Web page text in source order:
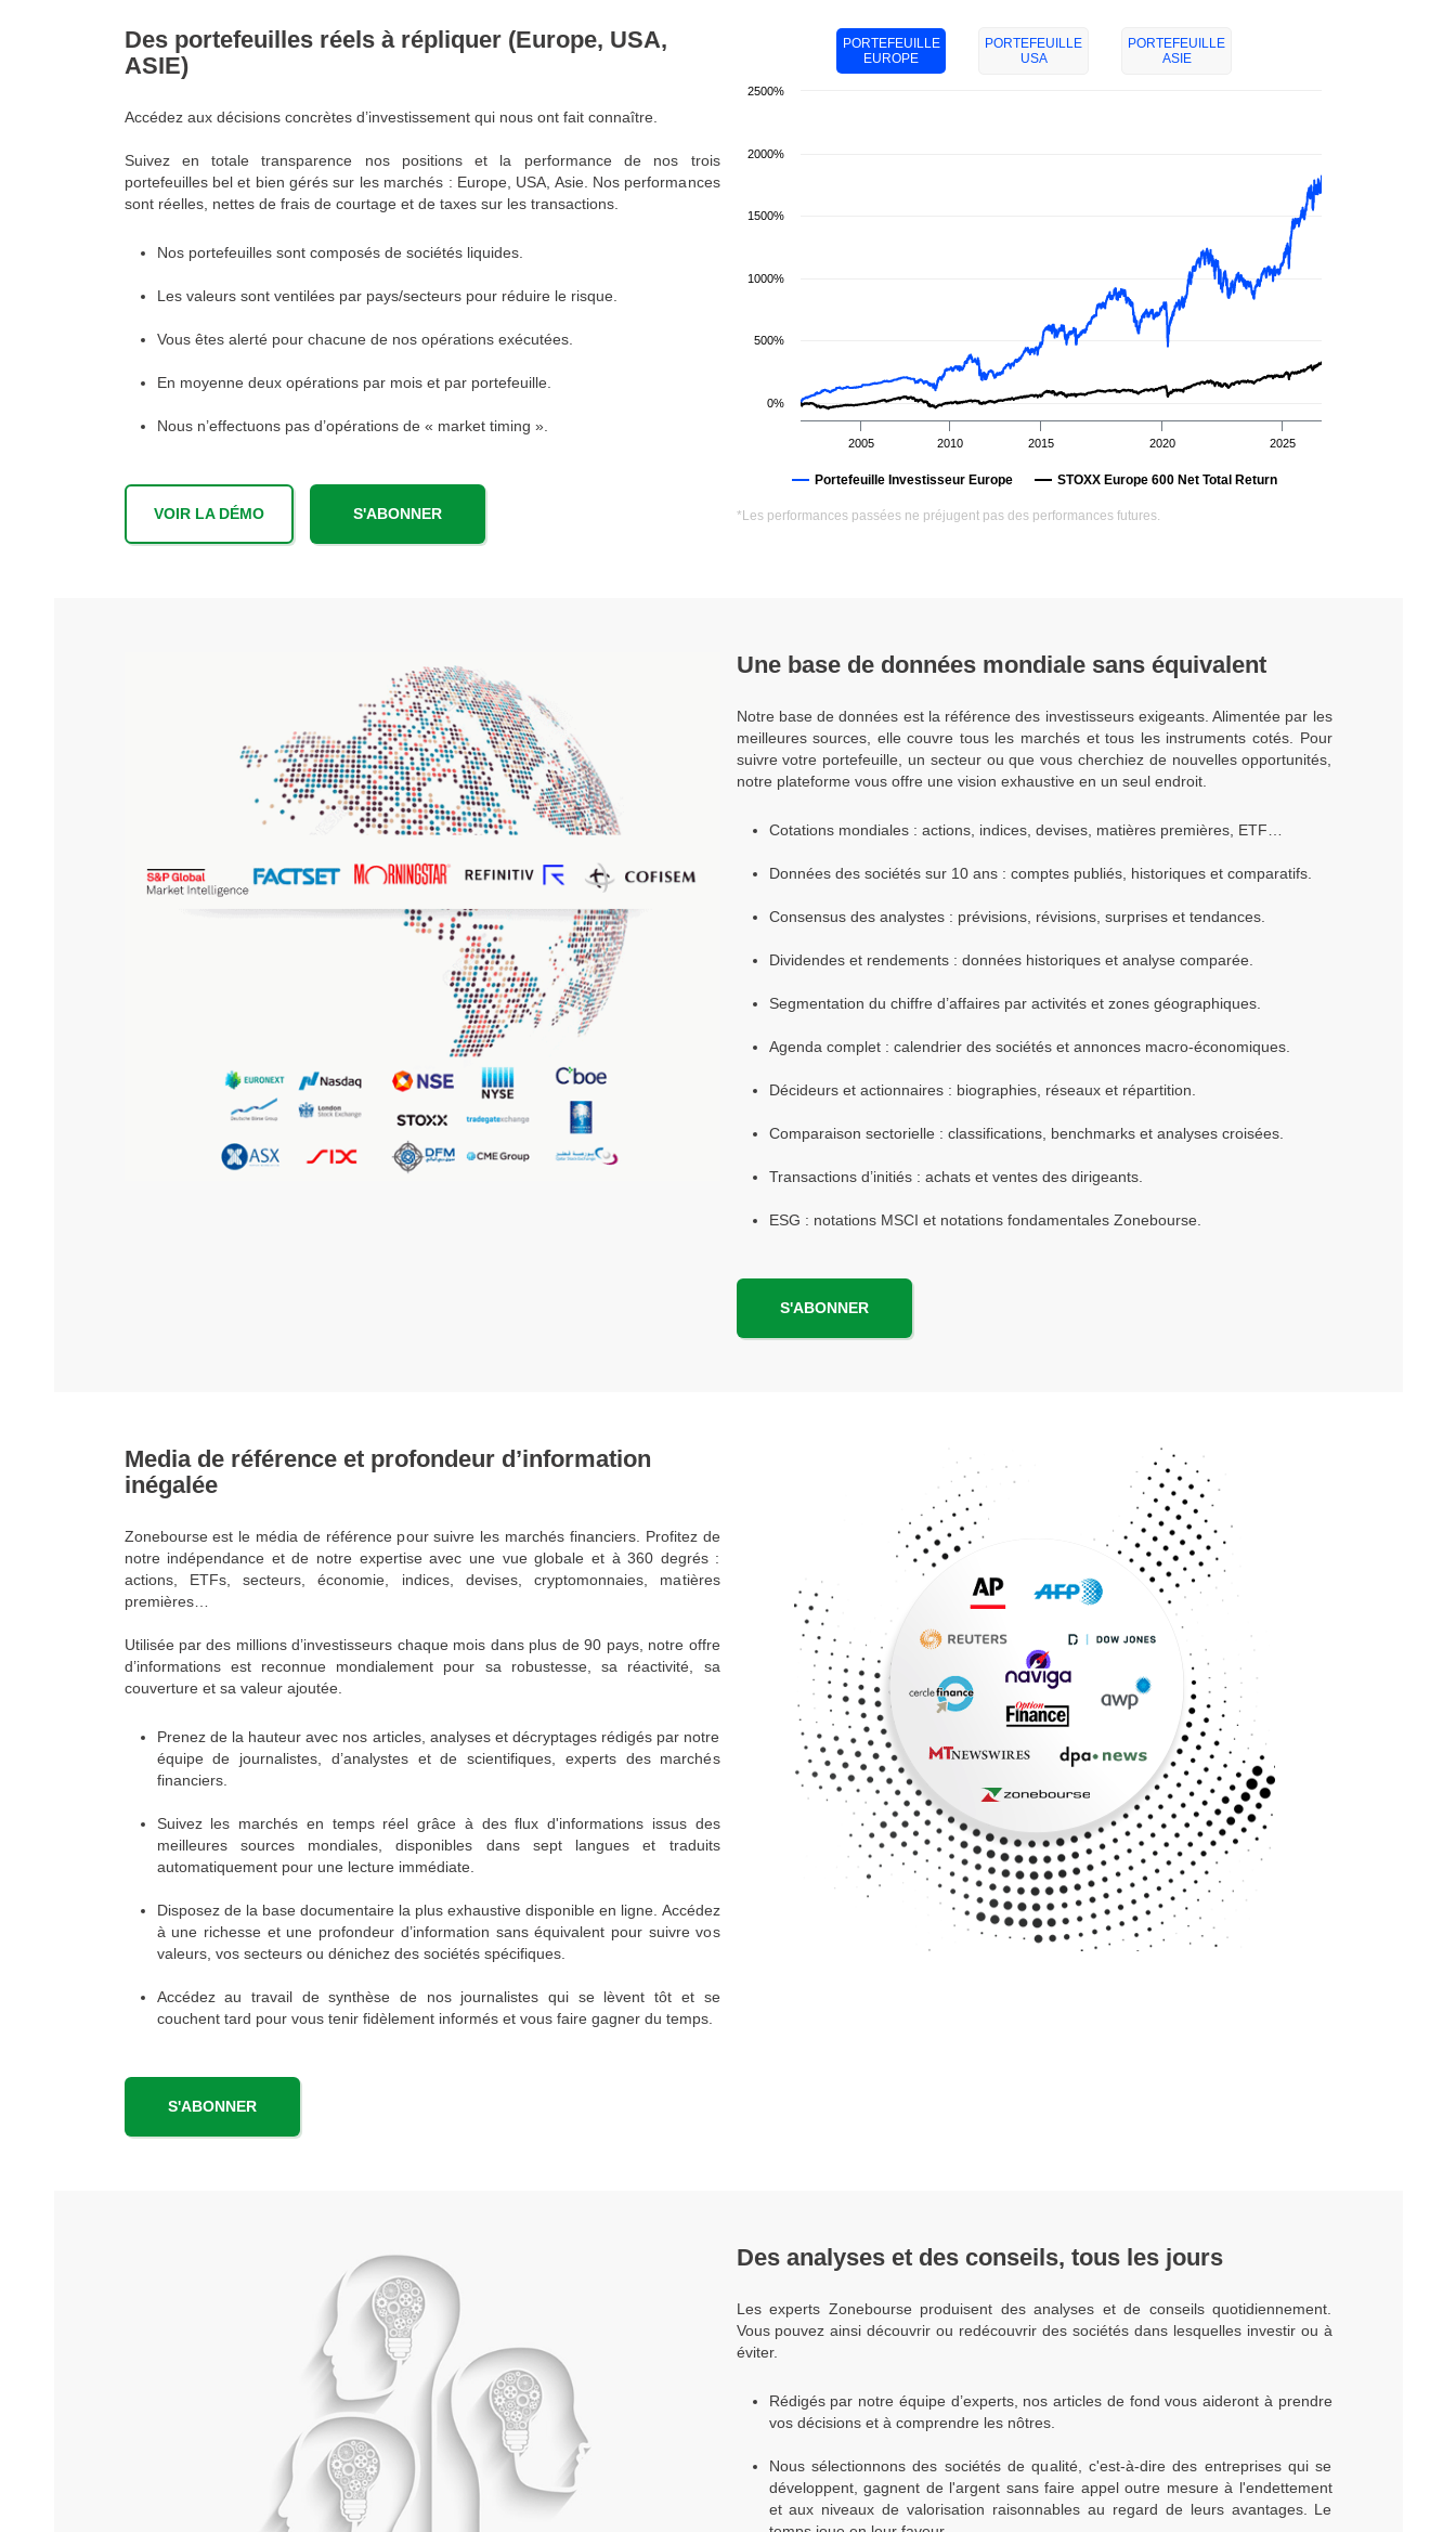
Des portefeuilles réels à répliquer (Europe, USA,
ASIE)
Accédez aux décisions concrètes d’investissement qui nous ont fait connaître.
Suivez en totale transparence nos positions et la performance de nos trois
portefeuilles bel et bien gérés sur les marchés : Europe, USA, Asie. Nos performances
sont réelles, nettes de frais de courtage et de taxes sur les transactions.
Nos portefeuilles sont composés de sociétés liquides.
Les valeurs sont ventilées par pays/secteurs pour réduire le risque.
Vous êtes alerté pour chacune de nos opérations exécutées.
En moyenne deux opérations par mois et par portefeuille.
Nous n’effectuons pas d’opérations de « market timing ».
VOIR LA DÉMO S'ABONNER
PORTEFEUILLE
EUROPE
PORTEFEUILLE
USA
PORTEFEUILLE
ASIE
Portefeuille Investisseur Europe STOXX Europe 600 Net Total Return
2005 2010 2015 2020 2025
0%
500%
1000%
1500%
2000%
2500%
*Les performances passées ne préjugent pas des performances futures.
Une base de données mondiale sans équivalent
Notre base de données est la référence des investisseurs exigeants. Alimentée par les
meilleures sources, elle couvre tous les marchés et tous les instruments cotés. Pour
suivre votre portefeuille, un secteur ou que vous cherchiez de nouvelles opportunités,
notre plateforme vous offre une vision exhaustive en un seul endroit.
Cotations mondiales : actions, indices, devises, matières premières, ETF…
Données des sociétés sur 10 ans : comptes publiés, historiques et comparatifs.
Consensus des analystes : prévisions, révisions, surprises et tendances.
Dividendes et rendements : données historiques et analyse comparée.
Segmentation du chiffre d’affaires par activités et zones géographiques.
Agenda complet : calendrier des sociétés et annonces macro-économiques.
Décideurs et actionnaires : biographies, réseaux et répartition.
Comparaison sectorielle : classifications, benchmarks et analyses croisées.
Transactions d’initiés : achats et ventes des dirigeants.
ESG : notations MSCI et notations fondamentales Zonebourse.
S'ABONNER
Media de référence et profondeur d’information
inégalée
Zonebourse est le média de référence pour suivre les marchés financiers. Profitez de
notre indépendance et de notre expertise avec une vue globale et à 360 degrés :
actions, ETFs, secteurs, économie, indices, devises, cryptomonnaies, matières
premières…
Utilisée par des millions d’investisseurs chaque mois dans plus de 90 pays, notre offre
d’informations est reconnue mondialement pour sa robustesse, sa réactivité, sa
couverture et sa valeur ajoutée.
Prenez de la hauteur avec nos articles, analyses et décryptages rédigés par notre
équipe de journalistes, d’analystes et de scientifiques, experts des marchés
financiers.
Suivez les marchés en temps réel grâce à des flux d'informations issus des
meilleures sources mondiales, disponibles dans sept langues et traduits
automatiquement pour une lecture immédiate.
Disposez de la base documentaire la plus exhaustive disponible en ligne. Accédez
à une richesse et une profondeur d’information sans équivalent pour suivre vos
valeurs, vos secteurs ou dénichez des sociétés spécifiques.
Accédez au travail de synthèse de nos journalistes qui se lèvent tôt et se
couchent tard pour vous tenir fidèlement informés et vous faire gagner du temps.
S'ABONNER
Des analyses et des conseils, tous les jours
Les experts Zonebourse produisent des analyses et de conseils quotidiennement.
Vous pouvez ainsi découvrir ou redécouvrir des sociétés dans lesquelles investir ou à
éviter.
Rédigés par notre équipe d’experts, nos articles de fond vous aideront à prendre
vos décisions et à comprendre les nôtres.
Nous sélectionnons des sociétés de qualité, c'est-à-dire des entreprises qui se
développent, gagnent de l'argent sans faire appel outre mesure à l'endettement
et aux niveaux de valorisation raisonnables au regard de leurs avantages. Le